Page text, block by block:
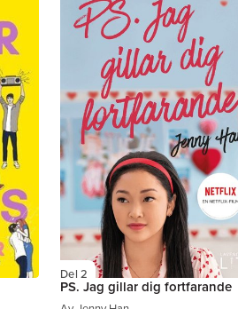
Del 2
PS. Jag gillar dig fortfarande